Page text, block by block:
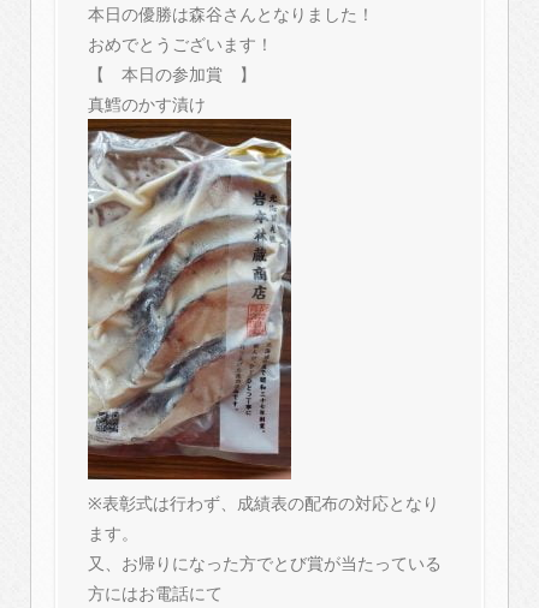
本日の優勝は森谷さんとなりました！
おめでとうございます！
【 本日の参加賞 】
真鱈のかす漬け
※表彰式は行わず、成績表の配布の対応となり
ます。
又、お帰りになった方でとび賞が当たっている
方にはお電話にて